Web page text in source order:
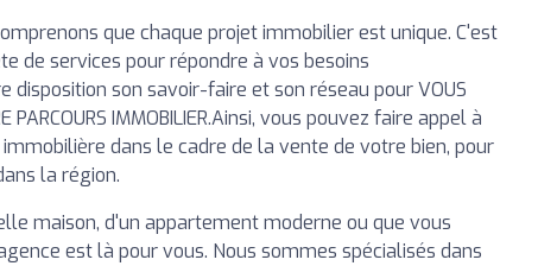
que chaque projet immobilier est unique. C'est
de services pour répondre à vos besoins
son savoir-faire et son réseau pour VOUS
PARCOURS IMMOBILIER.Ainsi, vous pouvez faire appel à
dans le cadre de la vente de votre bien, pour
la région.
maison, d'un appartement moderne ou que vous
est là pour vous. Nous sommes spécialisés dans